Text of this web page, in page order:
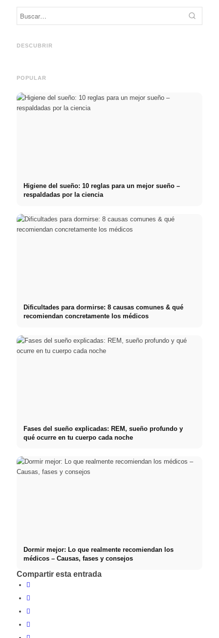
DESCUBRIR
Práctica profesional en
y el camino directo hacia la
Financiar los estudios en
POPULAR
Higiene del sueño: 10 reglas para un mejor sueño –
respaldadas por la ciencia
Dificultades para dormirse: 8 causas comunes & qué
recomiendan concretamente los médicos
Fases del sueño explicadas: REM, sueño profundo y
qué ocurre en tu cuerpo cada noche
Dormir mejor: Lo que realmente recomiendan los
médicos – Causas, fases y consejos
Compartir esta entrada